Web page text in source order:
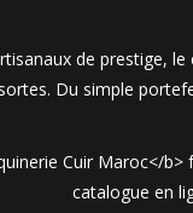
de prestige,
Du simple
Cuir Maroc</b>
catalogue en